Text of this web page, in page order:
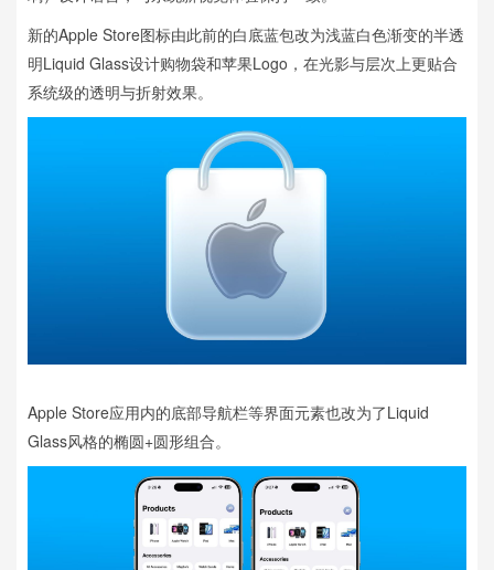
新的Apple Store图标由此前的白底蓝包改为浅蓝白色渐变的半透
明Liquid Glass设计购物袋和苹果Logo，在光影与层次上更贴合
系统级的透明与折射效果。
Apple Store应用内的底部导航栏等界面元素也改为了Liquid
Glass风格的椭圆+圆形组合。